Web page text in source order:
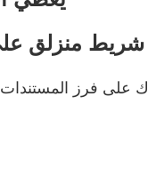
شريط منزلق
على فرز المستندات